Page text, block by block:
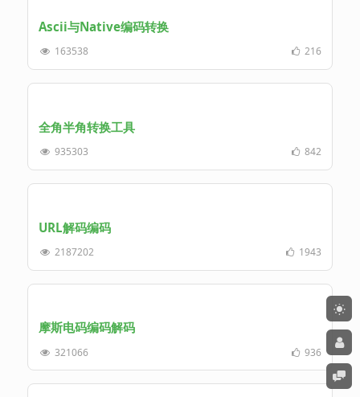
Ascii与Native编码转换
163538 216
全角半角转换工具
935303 842
URL解码编码
2187202 1943
摩斯电码编码解码
321066 936